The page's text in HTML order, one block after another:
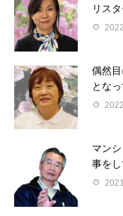
リス
偶然
とな
マン
事を